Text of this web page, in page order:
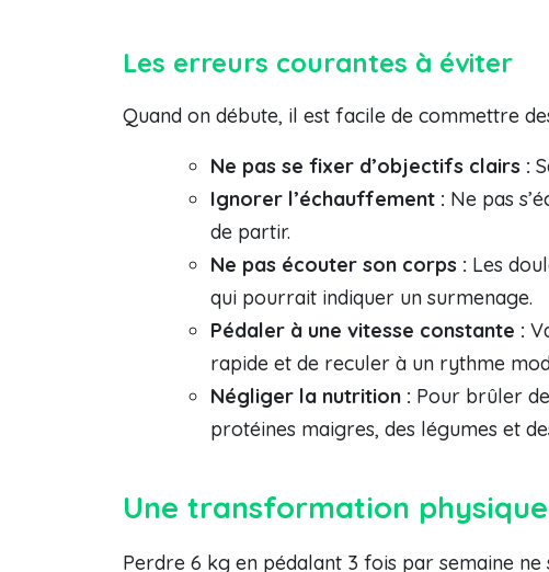
Les erreurs courantes à éviter
Quand on débute, il est facile de commettre
Ne pas se fixer d’objectifs clairs :
Ignorer l’échauffement : Ne pas
de partir.
Ne pas écouter son corps : Les
qui pourrait indiquer un surmenage.
Pédaler à une vitesse constante :
rapide et de reculer à un rythme
Négliger la nutrition : Pour brûler
protéines maigres, des légumes et
Une transformation
Perdre 6 kg en pédalant 3 fois par semaine